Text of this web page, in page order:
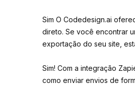
Sim O Codedesign.ai
direto. Se você encontrar
exportação do seu site,
Sim! Com a integração
como enviar envios de